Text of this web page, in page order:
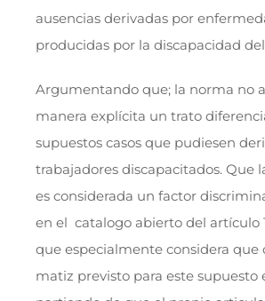
ausencias derivadas por
producidas por la discapacidad
Argumentando que; la norma no
manera explícita un trato
supuestos casos que pudiesen
trabajadores discapacitados. Que
es considerada un factor
en el catalogo abierto del artículo
que especialmente considera que
matiz previsto para este supuesto